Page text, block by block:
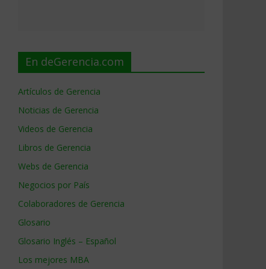
En deGerencia.com
Artículos de Gerencia
Noticias de Gerencia
Videos de Gerencia
Libros de Gerencia
Webs de Gerencia
Negocios por País
Colaboradores de Gerencia
Glosario
Glosario Inglés – Español
Los mejores MBA